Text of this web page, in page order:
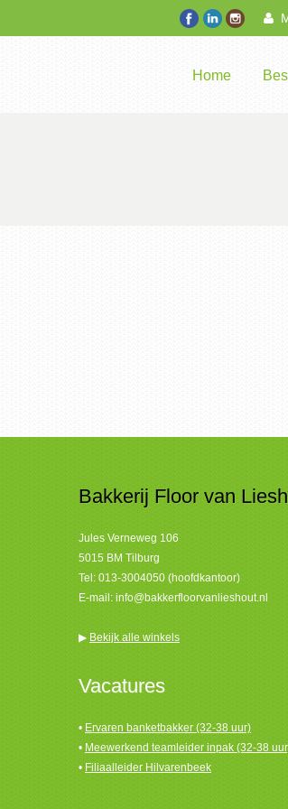
Home
Bakkerij Floor van
Jules Verneweg 106
5015 BM Tilburg
Tel: 013-3004050 (hoofdkantoor)
E-mail: info@bakkerfloorvanlieshout.nl
▶ Bekijk alle winkels
Vacatures
• Ervaren banketbakker (32-38 uur)
• Meewerkend teamleider inpak (32-38
• Filiaalleider Hilvarenbeek